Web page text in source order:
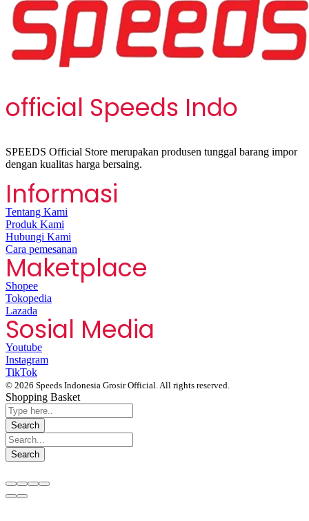
official Speeds Indo
SPEEDS Official Store merupakan produsen tunggal barang impor
dengan kualitas harga bersaing.
Informasi
Tentang Kami
Produk Kami
Hubungi Kami
Cara pemesanan
Maketplace
Shopee
Tokopedia
Lazada
Sosial Media
Youtube
Instagram
TikTok
© 2026 Speeds Indonesia Grosir Official. All rights reserved.
Shopping Basket